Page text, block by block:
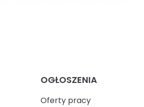
OGŁOSZENIA
Oferty pracy